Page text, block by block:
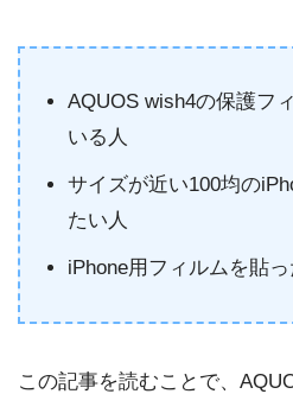
AQUOS wish4の保護フ
いる人
サイズが近い100均の
たい人
iPhone用フィルムを貼
この記事を読むことで、